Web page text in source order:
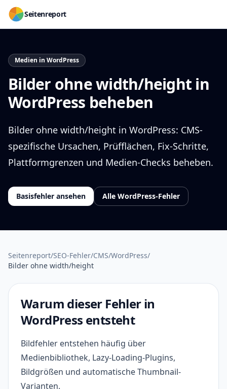
Seitenreport
Medien in WordPress
Bilder ohne width/height in
WordPress beheben
Bilder ohne width/height in WordPress: CMS-
spezifische Ursachen, Prüfflächen, Fix-Schritte,
Plattformgrenzen und Medien-Checks beheben.
Basisfehler ansehen Alle WordPress-Fehler
Seitenreport/SEO-Fehler/CMS/WordPress/
Bilder ohne width/height
Warum dieser Fehler in
WordPress entsteht
Bildfehler entstehen häufig über
Medienbibliothek, Lazy-Loading-Plugins,
Bildgrößen und automatische Thumbnail-
Varianten.